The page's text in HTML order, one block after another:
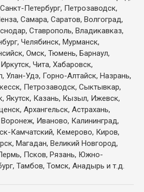
Петербург, Петрозаводск,
Самара, Саратов, Волгоград,
Ставрополь, Владикавказ,
Челябинск, Мурманск,
Омск, Тюмень, Барнаул,
Чита, Хабаровск,
Улан-Удэ, Горно-Алтайск, Назрань,
Петрозаводск, Сыктывкар,
Якутск, Казань, Кызыл, Ижевск,
Архангельск, Астрахань,
Иваново, Калининград,
Камчатский, Кемерово, Киров,
Магадан, Великий Новгород,
Псков, Рязань, Южно-
Тамбов, Томск, Анадырь и т.д.